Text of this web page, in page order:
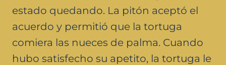
estado quedando. La pitón aceptó el
acuerdo y permitió que la tortuga
comiera las nueces de palma. Cuando
hubo satisfecho su apetito, la tortuga le